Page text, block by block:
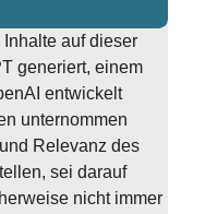
auf dieser
generiert, einem
entwickelt
unternommen
Relevanz des
sei darauf
nicht immer